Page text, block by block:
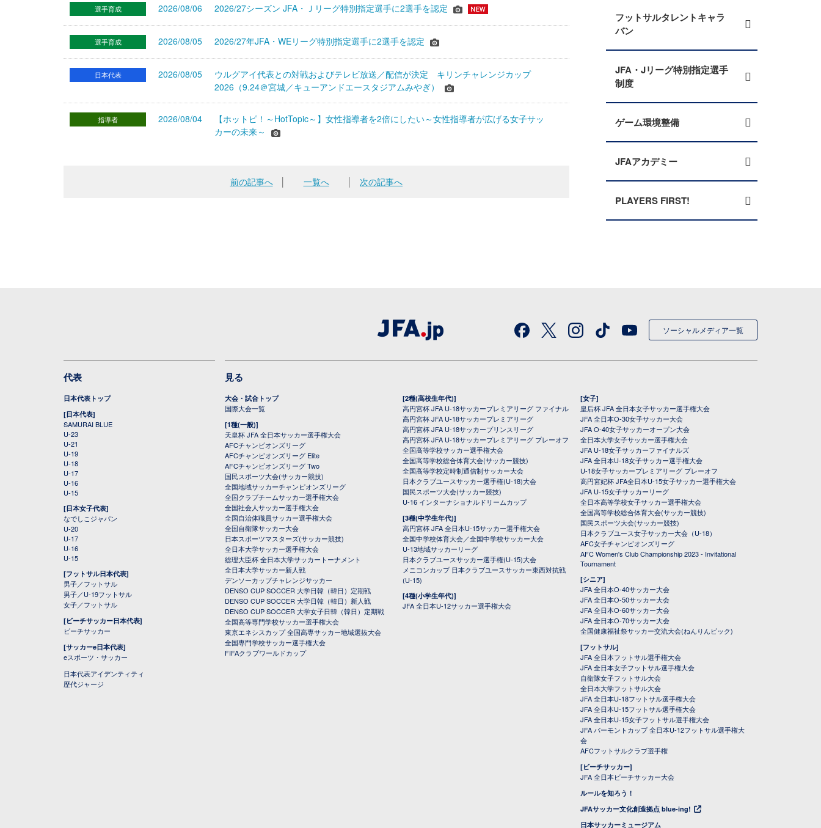
選手育成 2026/08/06 2026/27シーズン JFA・Ｊリーグ特別指定選手に2選手を認定
選手育成 2026/08/05 2026/27年JFA・WEリーグ特別指定選手に2選手を認定
日本代表 2026/08/05
ウルグアイ代表との対戦およびテレビ放送／配信が決定 キリンチャレンジカップ
2026（9.24＠宮城／キューアンドエースタジアムみやぎ）
指導者 2026/08/04
【ホットピ！～HotTopic～】女性指導者を2倍にしたい～女性指導者が広げる女子サッ
カーの未来～
前の記事へ│ 一覧へ 次の記事へ
フットサルタレントキャラ
バン
JFA・Jリーグ特別指定選手
制度
ゲーム環境整備
JFAアカデミー
PLAYERS FIRST!
ソーシャルメディア一覧
代表
日本代表トップ
[日本代表]
SAMURAI BLUE
U-23
U-21
U-19
U-18
U-17
U-16
U-15
[日本女子代表]
なでしこジャパン
U-20
U-17
U-16
U-15
[フットサル日本代表]
男子／フットサル
男子／U-19フットサル
女子／フットサル
[ビーチサッカー日本代表]
ビーチサッカー
[サッカーe日本代表]
eスポーツ・サッカー
日本代表アイデンティティ
歴代ジャージ
見る
大会・試合トップ
国際大会一覧
[1種(一般)]
天皇杯 JFA 全日本サッカー選手権大会
AFCチャンピオンズリーグ
AFCチャンピオンズリーグ Elite
AFCチャンピオンズリーグ Two
国民スポーツ大会(サッカー競技)
全国地域サッカーチャンピオンズリーグ
全国クラブチームサッカー選手権大会
全国社会人サッカー選手権大会
全国自治体職員サッカー選手権大会
全国自衛隊サッカー大会
日本スポーツマスターズ(サッカー競技)
全日本大学サッカー選手権大会
総理大臣杯 全日本大学サッカートーナメント
全日本大学サッカー新人戦
デンソーカップチャレンジサッカー
DENSO CUP SOCCER 大学日韓（韓日）定期戦
DENSO CUP SOCCER 大学日韓（韓日）新人戦
DENSO CUP SOCCER 大学女子日韓（韓日）定期戦
全国高等専門学校サッカー選手権大会
東京エネシスカップ 全国高専サッカー地域選抜大会
全国専門学校サッカー選手権大会
FIFAクラブワールドカップ
[2種(高校生年代)]
高円宮杯 JFA U-18サッカープレミアリーグ ファイナル
高円宮杯 JFA U-18サッカープレミアリーグ
高円宮杯 JFA U-18サッカープリンスリーグ
高円宮杯 JFA U-18サッカープレミアリーグ プレーオフ
全国高等学校サッカー選手権大会
全国高等学校総合体育大会(サッカー競技)
全国高等学校定時制通信制サッカー大会
日本クラブユースサッカー選手権(U-18)大会
国民スポーツ大会(サッカー競技)
U-16 インターナショナルドリームカップ
[3種(中学生年代)]
高円宮杯 JFA 全日本U-15サッカー選手権大会
全国中学校体育大会／全国中学校サッカー大会
U-13地域サッカーリーグ
日本クラブユースサッカー選手権(U-15)大会
メニコンカップ 日本クラブユースサッカー東西対抗戦
(U-15)
[4種(小学生年代)]
JFA 全日本U-12サッカー選手権大会
[女子]
皇后杯 JFA 全日本女子サッカー選手権大会
JFA 全日本O-30女子サッカー大会
JFA O-40女子サッカーオープン大会
全日本大学女子サッカー選手権大会
JFA U-18女子サッカーファイナルズ
JFA 全日本U-18女子サッカー選手権大会
U-18女子サッカープレミアリーグ プレーオフ
高円宮妃杯 JFA全日本U-15女子サッカー選手権大会
JFA U-15女子サッカーリーグ
全日本高等学校女子サッカー選手権大会
全国高等学校総合体育大会(サッカー競技)
国民スポーツ大会(サッカー競技)
日本クラブユース女子サッカー大会（U-18）
AFC女子チャンピオンズリーグ
AFC Women's Club Championship 2023 - Invitational
Tournament
[シニア]
JFA 全日本O-40サッカー大会
JFA 全日本O-50サッカー大会
JFA 全日本O-60サッカー大会
JFA 全日本O-70サッカー大会
全国健康福祉祭サッカー交流大会(ねんりんピック)
[フットサル]
JFA 全日本フットサル選手権大会
JFA 全日本女子フットサル選手権大会
自衛隊女子フットサル大会
全日本大学フットサル大会
JFA 全日本U-18フットサル選手権大会
JFA 全日本U-15フットサル選手権大会
JFA 全日本U-15女子フットサル選手権大会
JFA バーモントカップ 全日本U-12フットサル選手権大
会
AFCフットサルクラブ選手権
[ビーチサッカー]
JFA 全日本ビーチサッカー大会
ルールを知ろう！
JFAサッカー文化創造拠点 blue-ing!
日本サッカーミュージアム